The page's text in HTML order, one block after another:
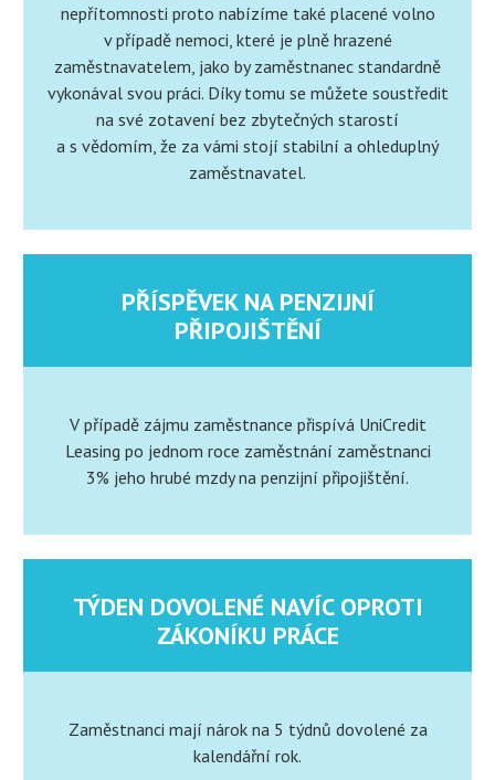
nepřítomnosti proto nabízíme také placené volno
v případě nemoci, které je plně hrazené
zaměstnavatelem, jako by zaměstnanec standardně
vykonával svou práci. Díky tomu se můžete soustředit
na své zotavení bez zbytečných starostí
a s vědomím, že za vámi stojí stabilní a ohleduplný
zaměstnavatel.
PŘÍSPĚVEK NA PENZIJNÍ
PŘIPOJIŠTĚNÍ
V případě zájmu zaměstnance přispívá UniCredit
Leasing po jednom roce zaměstnání zaměstnanci
3% jeho hrubé mzdy na penzijní připojištění.
TÝDEN DOVOLENÉ NAVÍC OPROTI
ZÁKONÍKU PRÁCE
Zaměstnanci mají nárok na 5 týdnů dovolené za
kalendářní rok.